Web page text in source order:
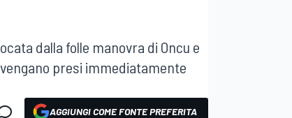
dalla folle manovra di Oncu e
presi immediatamente
AGGIUNGI COME FONTE PREFERITA